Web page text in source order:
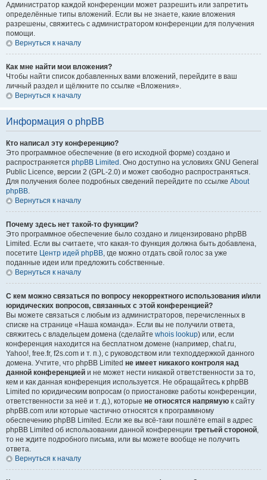
Администратор каждой конференции может разрешить или запретить
определённые типы вложений. Если вы не знаете, какие вложения
разрешены, свяжитесь с администратором конференции для получения
помощи.
Вернуться к началу
Как мне найти мои вложения?
Чтобы найти список добавленных вами вложений, перейдите в ваш
личный раздел и щёлкните по ссылке «Вложения».
Вернуться к началу
Информация о phpBB
Кто написал эту конференцию?
Это программное обеспечение (в его исходной форме) создано и
распространяется phpBB Limited . Оно доступно на условиях GNU General
Public Licence, версии 2 (GPL-2.0) и может свободно распространяться.
Для получения более подробных сведений перейдите по ссылке About
phpBB.
Вернуться к началу
Почему здесь нет такой-то функции?
Это программное обеспечение было создано и лицензировано phpBB
Limited. Если вы считаете, что какая-то функция должна быть добавлена,
посетите Центр идей phpBB, где можно отдать свой голос за уже
поданные идеи или предложить собственные.
Вернуться к началу
С кем можно связаться по вопросу некорректного использования и/или
юридических вопросов, связанных с этой конференцией?
Вы можете связаться с любым из администраторов, перечисленных в
списке на странице «Наша команда». Если вы не получили ответа,
свяжитесь с владельцем домена (сделайте whois lookup) или, если
конференция находится на бесплатном домене (например, chat.ru,
Yahoo!, free.fr, f2s.com и т. п.), с руководством или техподдержкой данного
домена. Учтите, что phpBB Limited не имеет никакого контроля над
данной конференцией и не может нести никакой ответственности за то,
кем и как данная конференция используется. Не обращайтесь к phpBB
Limited по юридическим вопросам (о приостановке работы конференции,
ответственности за неё и т. д.), которые не относятся напрямую к сайту
phpBB.com или которые частично относятся к программному
обеспечению phpBB Limited. Если же вы всё-таки пошлёте email в адрес
phpBB Limited об использовании данной конференции третьей стороной,
то не ждите подробного письма, или вы можете вообще не получить
ответа.
Вернуться к началу